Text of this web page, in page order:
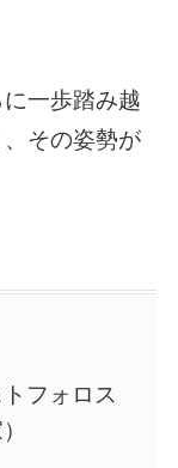
一歩踏み越
その姿勢が
フォロス